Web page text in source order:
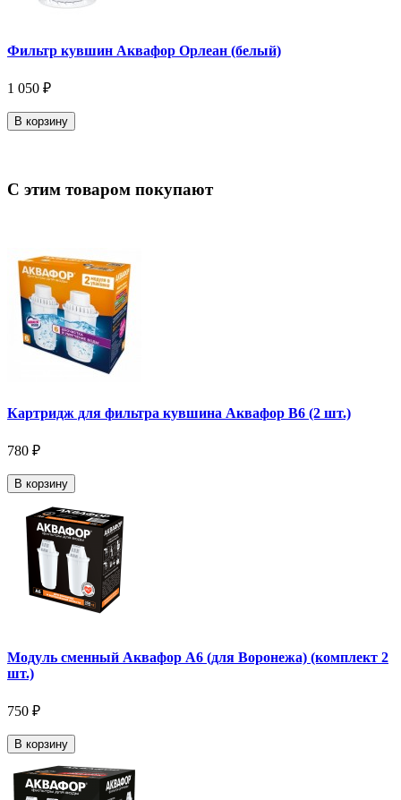
Фильтр кувшин Аквафор Орлеан (белый)
1 050 ₽
В корзину
С этим товаром покупают
Картридж для фильтра кувшина Аквафор В6 (2 шт.)
780 ₽
В корзину
Модуль сменный Аквафор А6 (для Воронежа) (комплект 2
шт.)
750 ₽
В корзину